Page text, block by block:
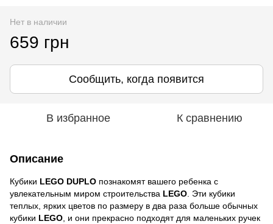
Нет в наличии
659 грн
Сообщить, когда появится
В избранное К сравнению
Описание
Кубики LEGO DUPLO познакомят вашего ребенка с
увлекательным миром строительства LEGO . Эти кубики
теплых, ярких цветов по размеру в два раза больше обычных
кубики LEGO , и они прекрасно подходят для маленьких ручек